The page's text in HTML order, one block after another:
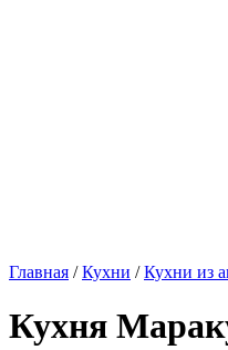
Главная /Кухни /Кухни из
Кухня